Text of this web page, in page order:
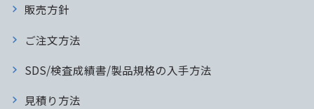
販売方針
ご注文方法
SDS/検査成績書/製品規格の入手方法
見積り方法